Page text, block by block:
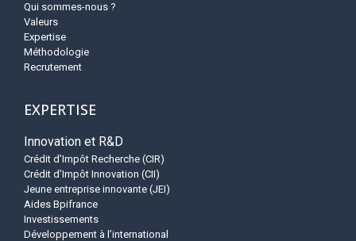
Qui sommes-nous ?
Valeurs
Expertise
Méthodologie
Recrutement
EXPERTISE
Innovation et R&D
Crédit d’Impôt Recherche (CIR)
Crédit d’Impôt Innovation (CII)
Jeune entreprise innovante (JEI)
Aides Bpifrance
Investissements
Développement à l’international